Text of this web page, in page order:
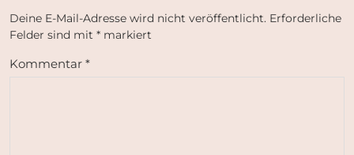
Deine E-Mail-Adresse wird nicht veröffentlicht. Erforderliche
Felder sind mit * markiert
Kommentar *